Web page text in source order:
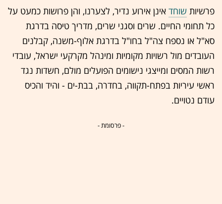
פרשיות שוחד אינן אירוע נדיר, לצערנו, והן פרושות כמעט על
כל תחומי החיים. שרים וסגני שרים, מדריך טיסה בדרגת
סא"ל או נספח צה"ל בחו"ל בדרגת אלוף-משנה, קבלנים
העובדים מול רשויות מקומיות ומינהל מקרקעי ישראל, עובדי
רשות המסים ומייצגי נישומים הפועלים מולם, חשדות נגד
ראשי עיריות בפתח-תקווה, בחדרה, בבת-ים - והיד והכיס
עודם נטויים.
- פרסומת -